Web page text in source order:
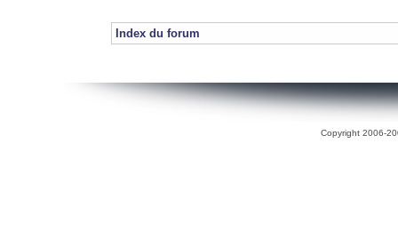
Index du forum
Copyright 2006-